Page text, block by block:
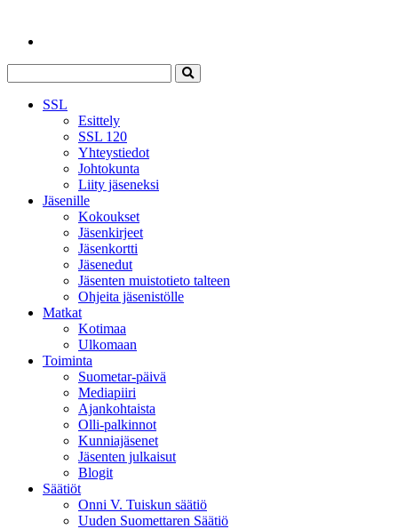
SSL
Esittely
SSL 120
Yhteystiedot
Johtokunta
Liity jäseneksi
Jäsenille
Kokoukset
Jäsenkirjeet
Jäsenkortti
Jäsenedut
Jäsenten muistotieto talteen
Ohjeita jäsenistölle
Matkat
Kotimaa
Ulkomaan
Toiminta
Suometar-päivä
Mediapiiri
Ajankohtaista
Olli-palkinnot
Kunniajäsenet
Jäsenten julkaisut
Blogit
Säätiöt
Onni V. Tuiskun säätiö
Uuden Suomettaren Säätiö